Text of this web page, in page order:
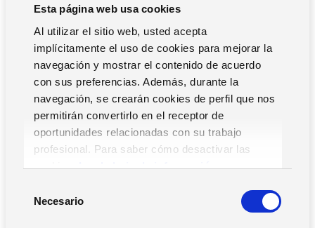
Esta página web usa cookies
Al utilizar el sitio web, usted acepta
implícitamente el uso de cookies para mejorar la
navegación y mostrar el contenido de acuerdo
con sus preferencias. Además, durante la
navegación, se crearán cookies de perfil que nos
permitirán convertirlo en el receptor de
oportunidades relacionadas con su trabajo
profesional. Para saber cómo desactivar las
cookies,Lea la hoja de información.
Necesario
validación paracomprobar que la información es
correcta. Esto incluye verificar que los datos fiscales son
válidos, que los importes coinciden con pedidos o
contratos previos y que se han aplicado correctamente
los impuestos.
Contabilización y archivo
Tras la validación, la factura se contabiliza en el sistema
contable de la empresa.En esta fase se asignan las
impuestos y se integra la información en los libros